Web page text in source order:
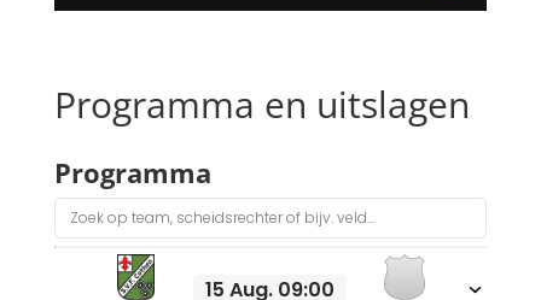
Programma en uitslagen
Programma
15 Aug. 09:00